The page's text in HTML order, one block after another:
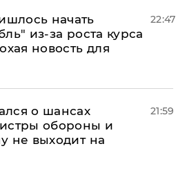
начать
из-за роста курса
новость для
22:47
о шансах
обороны и
не выходит на
21:59